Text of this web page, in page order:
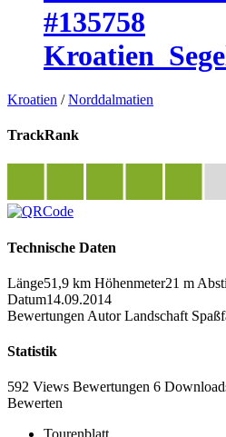
#135758
Kroatien /Norddalmatien
TrackRank
Technische Daten
Länge51,9 km Höhenmeter21 m
Datum14.09.2014
Bewertungen Autor Landschaft
Statistik
592 Views Bewertungen 6
Bewerten